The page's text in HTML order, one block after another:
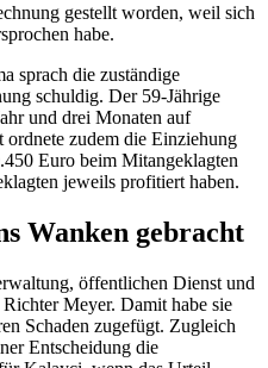
gestellt worden, weil sich
habe.
sprach die zuständige
schuldig. Der 59-Jährige
und drei Monaten auf
zudem die Einziehung
Euro beim Mitangeklagten
jeweils profitiert haben.
Wanken gebracht
öffentlichen Dienst und
Meyer. Damit habe sie
Schaden zugefügt. Zugleich
Entscheidung die